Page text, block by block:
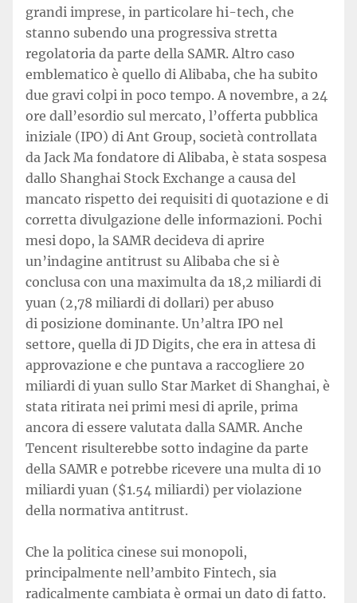
grandi imprese, in particolare hi-tech, che
stanno subendo una progressiva stretta
regolatoria da parte della SAMR. Altro caso
emblematico è quello di Alibaba, che ha subito
due gravi colpi in poco tempo. A novembre, a 24
ore dall’esordio sul mercato, l’offerta pubblica
iniziale (IPO) di Ant Group, società controllata
da Jack Ma fondatore di Alibaba, è stata sospesa
dallo Shanghai Stock Exchange a causa del
mancato rispetto dei requisiti di quotazione e di
corretta divulgazione delle informazioni. Pochi
mesi dopo, la SAMR decideva di aprire
un’indagine antitrust su Alibaba che si è
conclusa con una maximulta da 18,2 miliardi di
yuan (2,78 miliardi di dollari) per abuso
di posizione dominante. Un’altra IPO nel
settore, quella di JD Digits, che era in attesa di
approvazione e che puntava a raccogliere 20
miliardi di yuan sullo Star Market di Shanghai, è
stata ritirata nei primi mesi di aprile, prima
ancora di essere valutata dalla SAMR. Anche
Tencent risulterebbe sotto indagine da parte
della SAMR e potrebbe ricevere una multa di 10
miliardi yuan ($1.54 miliardi) per violazione
della normativa antitrust.
Che la politica cinese sui monopoli,
principalmente nell’ambito Fintech, sia
radicalmente cambiata è ormai un dato di fatto.